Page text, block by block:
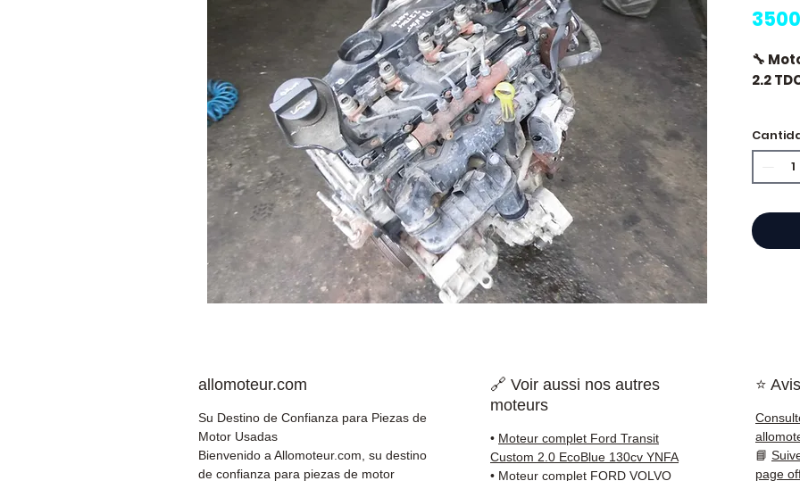
🔧
2.2
⭐
cajas
✅
✅
✅
allomoteur.com
Su Destino de Confianza para Piezas de
Motor Usadas
Bienvenido a Allomoteur.com, su destino
de confianza para piezas de motor
🔗 Voir aussi nos autres
moteurs
• Moteur complet Ford Transit
Custom 2.0 EcoBlue 130cv YNFA
• Moteur complet FORD VOLVO
⭐
📘
page